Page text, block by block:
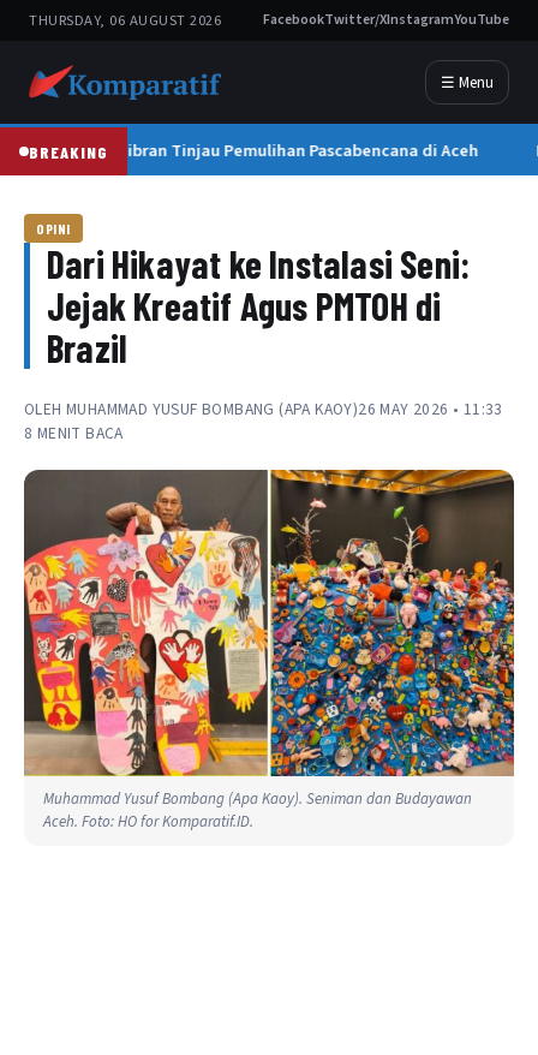
THURSDAY, 06 AUGUST 2026 FacebookTwitter/XInstagramYouTube
☰ Menu
BREAKING
Wapres Gibran Tinjau Pemulihan Pascabencana di Aceh
OPINI
Dari Hikayat ke Instalasi Seni:
Jejak Kreatif Agus PMTOH di
Brazil
OLEH MUHAMMAD YUSUF BOMBANG (APA KAOY)26 MAY 2026 • 11:33
8 MENIT BACA
Muhammad Yusuf Bombang (Apa Kaoy). Seniman dan Budayawan
Aceh. Foto: HO for Komparatif.ID.